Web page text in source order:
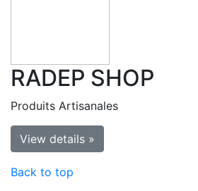
RADEP SHOP
Produits Artisanales
View details »
Back to top